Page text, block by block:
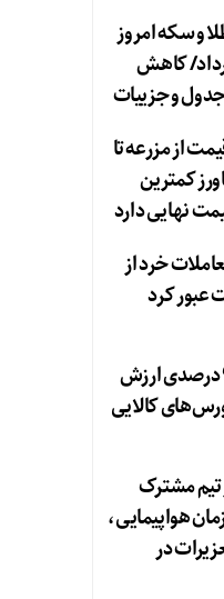
و سکه امروز
۱۶ مرداد/ کاهش
و جزییات
از مزرعه تا
کمترین
نهایی دارد
خرد از
رشد 95 درصدی ارزش
کالایی
تیم مشترک
هواپیمایی،
در